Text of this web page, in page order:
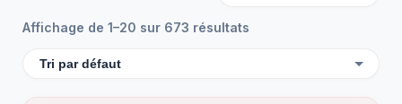
Affichage de 1–20 sur 673 résultats